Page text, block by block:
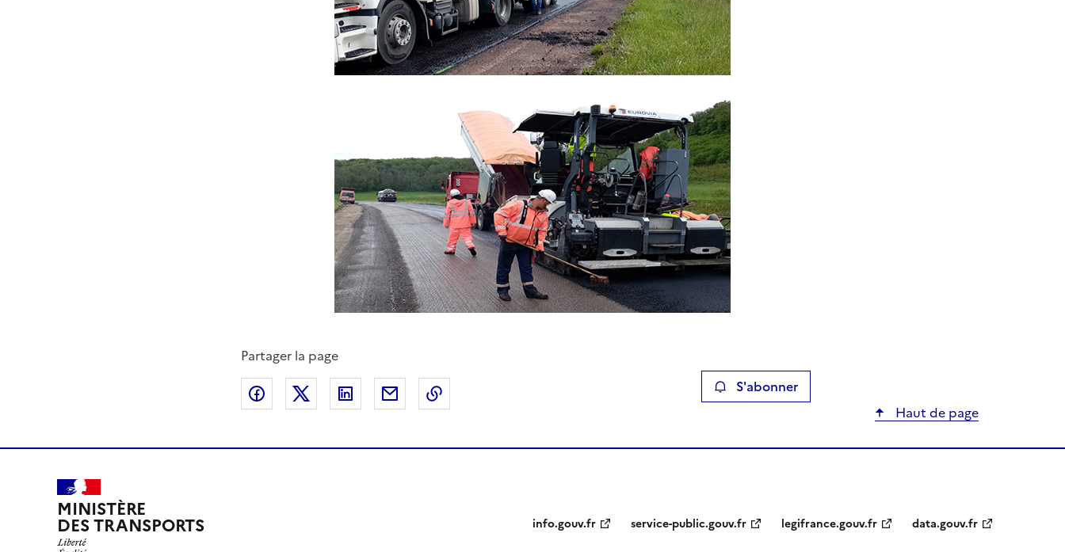
Partager la page
Partager sur Facebook
Partager sur XPartager sur LinkedIn
Partager par emailCopier le lien de la page dans le presse-papier S'abonner
Haut de page
MINISTÈRE
DES TRANSPORTS info.gouv.fr service-public.gouv.fr legifrance.gouv.fr data.gouv.fr